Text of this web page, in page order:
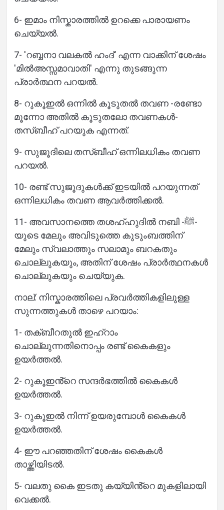
6- ഇമാം നിസ്കാരത്തിൽ ഉറക്കെ പാരായണം
ചെയ്യൽ.
7- 'റബ്ബനാ വലകൽ ഹംദ്' എന്ന വാക്കിന് ശേഷം
'മിൽഅസ്സമാവാതി' എന്നു തുടങ്ങുന്ന
പ്രാർത്ഥന പറയൽ.
8- റുകൂഇൽ ഒന്നിൽ കൂടുതൽ തവണ -രണ്ടോ
മൂന്നോ അതിൽ കൂടുതലോ തവണകൾ-
തസ്ബീഹ് പറയുക എന്നത്.
9- സുജൂദിലെ തസ്ബീഹ് ഒന്നിലധികം തവണ
പറയൽ.
10- രണ്ട് സുജൂദുകൾക്ക് ഇടയിൽ പറയുന്നത്
ഒന്നിലധികം തവണ ആവർത്തിക്കൽ.
11- അവസാനത്തെ തശഹ്ഹുദിൽ നബി -ﷺ-
യുടെ മേലും അവിടുത്തെ കുടുംബത്തിന്
മേലും സ്വലാത്തും സലാമും ബറകതും
ചൊല്ലുകയും, അതിന് ശേഷം പ്രാർത്ഥനകൾ
ചൊല്ലുകയും ചെയ്യുക.
നാല്: നിസ്കാരത്തിലെ പ്രവർത്തികളിലുള്ള
സുന്നത്തുകൾ താഴെ പറയാം:
1- തക്ബീറതുൽ ഇഹ്റാം
ചൊല്ലുന്നതിനൊപ്പം രണ്ട് കൈകളും
ഉയർത്തൽ.
2- റുകൂഇൻ്റെ സന്ദർഭത്തിൽ കൈകൾ
ഉയർത്തൽ.
3- റുകൂഇൽ നിന്ന് ഉയരുമ്പോൾ കൈകൾ
ഉയർത്തൽ.
4- ഈ പറഞ്ഞതിന് ശേഷം കൈകൾ
താഴ്ത്തിയിടൽ.
5- വലതു കൈ ഇടതു കയ്യിൻ്റെ മുകളിലായി
വെക്കൽ.